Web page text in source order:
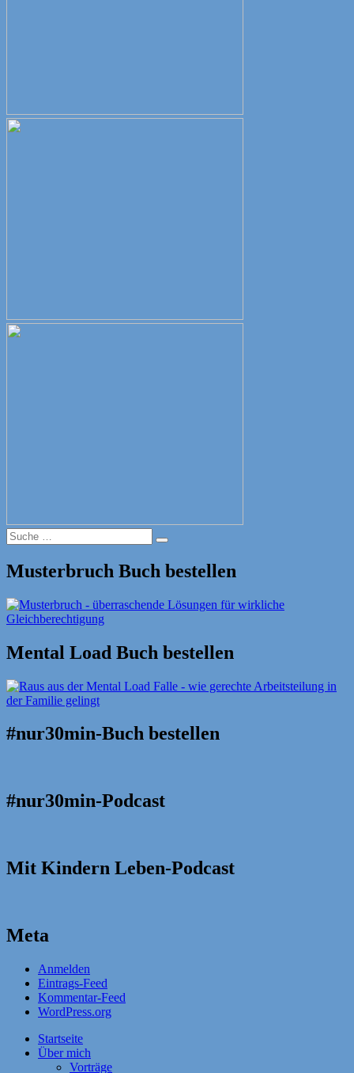
Suche
nach:
Suche
Musterbruch Buch bestellen
Mental Load Buch bestellen
#nur30min-Buch bestellen
#nur30min-Podcast
Mit Kindern Leben-Podcast
Meta
Anmelden
Eintrags-Feed
Kommentar-Feed
WordPress.org
Startseite
Über mich
Vorträge